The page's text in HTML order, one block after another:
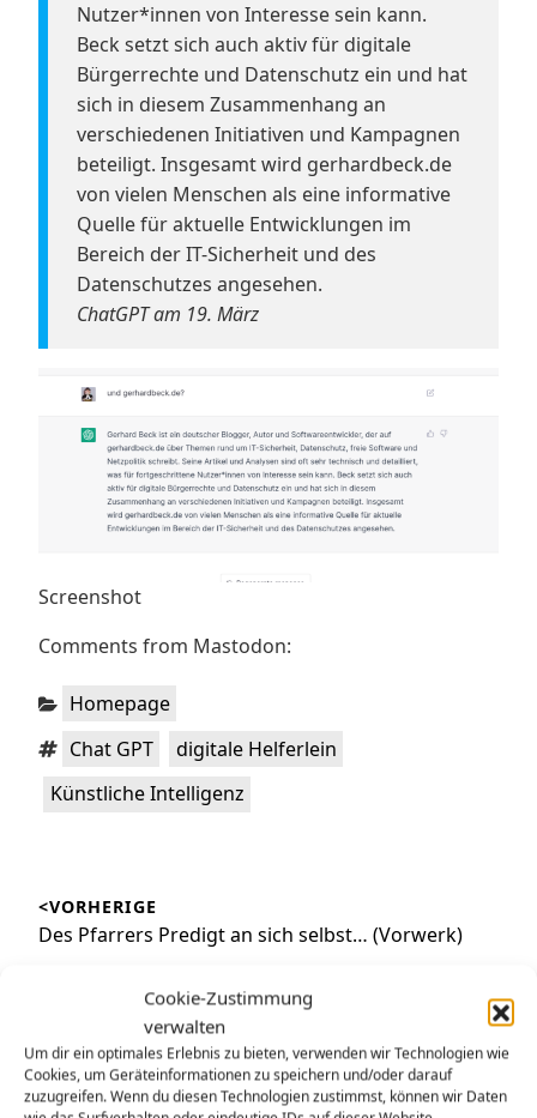
Cookie-Zustimmung
verwalten
Um dir ein optimales Erlebnis zu bieten, verwenden wir Technologien wie
Cookies, um Geräteinformationen zu speichern und/oder darauf
zuzugreifen. Wenn du diesen Technologien zustimmst, können wir Daten
Nutzer*innen von Interesse sein kann.
Beck setzt sich auch aktiv für digitale
Bürgerrechte und Datenschutz ein und hat
sich in diesem Zusammenhang an
verschiedenen Initiativen und Kampagnen
beteiligt. Insgesamt wird gerhardbeck.de
von vielen Menschen als eine informative
Quelle für aktuelle Entwicklungen im
Bereich der IT-Sicherheit und des
Datenschutzes angesehen.
ChatGPT am 19. März
Screenshot
Comments from Mastodon:
Kategorien:
Homepage
Schlagwörter:
Chat GPT digitale Helferlein
Künstliche Intelligenz
<VORHERIGE
Vorheriger
Des Pfarrers Predigt an sich selbst… (Vorwerk)
Die Stunde ist zu Ende…